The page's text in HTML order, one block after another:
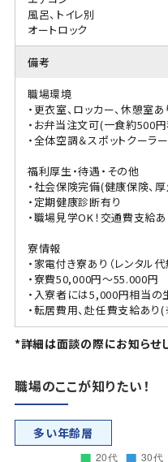
風呂、トイレ別
オートロック
備考
職場環境
・更衣室、ロッカー、休憩室あ
・お弁当注文可(一食約500
・全体空調＆スポットクーラ
福利厚生・待遇・その他
・社会保険完備(健康保険、
・定期健康診断有り
・職場見学OK！交通費支給あ
寮情報
・家電付き寮あり（レンタル代
・寮費50,000円～55.000円
・入寮者には5,000円相当の
・転居費用、赴任費支給あ
*詳細は面談の際にお知らせ
職場のここが知りたい！
多い年齢層